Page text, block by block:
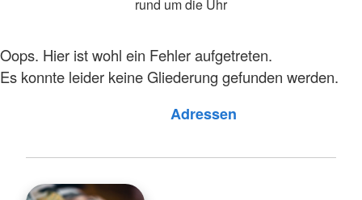
rund um die Uhr
Oops. Hier ist wohl ein Fehler aufgetreten.
Es konnte leider keine Gliederung gefunden werden.
Adressen